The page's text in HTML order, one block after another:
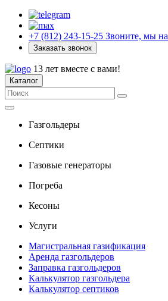
+7 (812) 243-15-25 Звоните, мы на
Заказать звонок
13 лет вместе с вами!
Каталог
Газгольдеры
Септики
Газовые генераторы
Погреба
Кесоны
Услуги
Магистральная газификация
Аренда газгольдеров
Заправка газгольдеров
Калькулятор газгольдера
Калькулятор септиков